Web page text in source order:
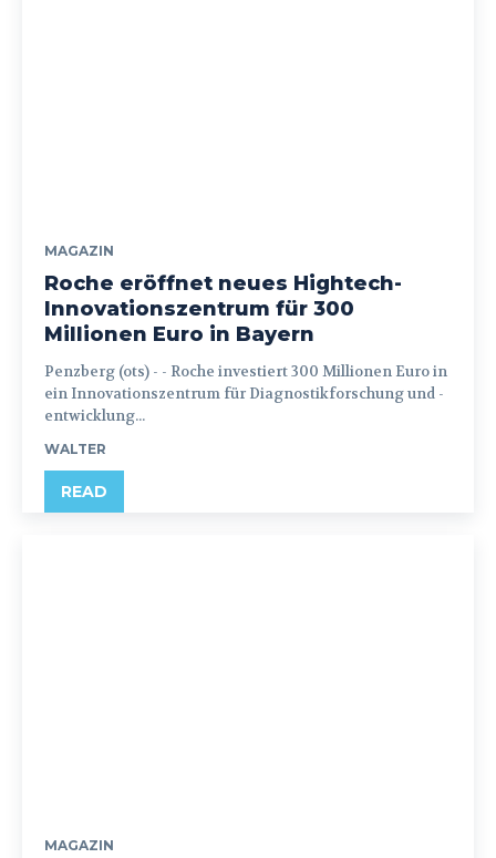
MAGAZIN
Roche eröffnet neues Hightech-
Innovationszentrum für 300
Millionen Euro in Bayern
Penzberg (ots) - - Roche investiert 300 Millionen Euro in
ein Innovationszentrum für Diagnostikforschung und -
entwicklung...
WALTER
READ
MAGAZIN